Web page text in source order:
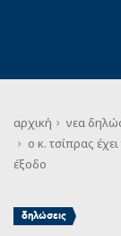
αρχική νεα
ο κ. τσίπρας
έξοδο
δηλώσεις